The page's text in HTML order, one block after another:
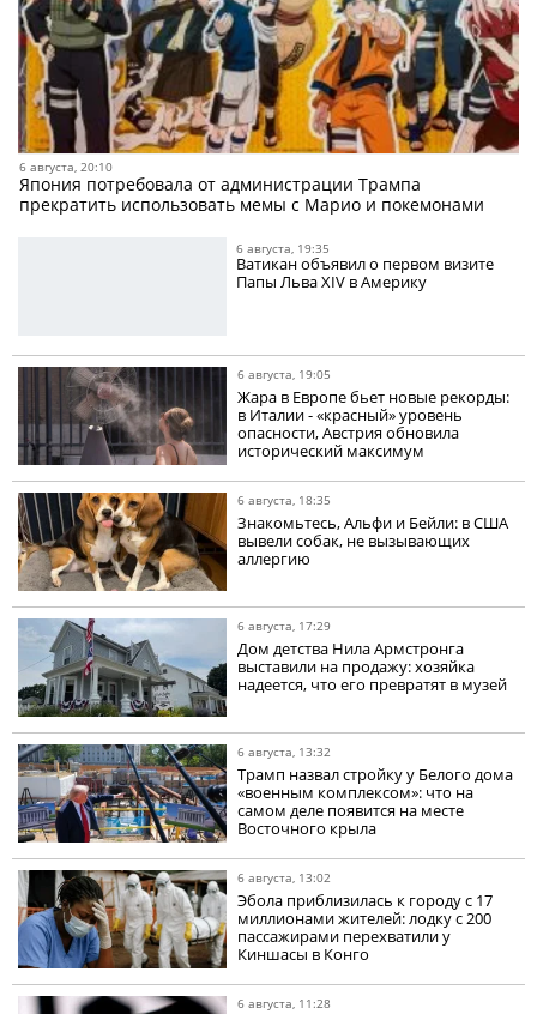
6 августа, 20:10
Япония потребовала от администрации Трампа
прекратить использовать мемы с Марио и покемонами
6 августа, 19:35
Ватикан объявил о первом визите
Папы Льва XIV в Америку
6 августа, 19:05
Жара в Европе бьет новые рекорды:
в Италии - «красный» уровень
опасности, Австрия обновила
исторический максимум
6 августа, 18:35
Знакомьтесь, Альфи и Бейли: в США
вывели собак, не вызывающих
аллергию
6 августа, 17:29
Дом детства Нила Армстронга
выставили на продажу: хозяйка
надеется, что его превратят в музей
6 августа, 13:32
Трамп назвал стройку у Белого дома
«военным комплексом»: что на
самом деле появится на месте
Восточного крыла
6 августа, 13:02
Эбола приблизилась к городу с 17
миллионами жителей: лодку с 200
пассажирами перехватили у
Киншасы в Конго
6 августа, 11:28